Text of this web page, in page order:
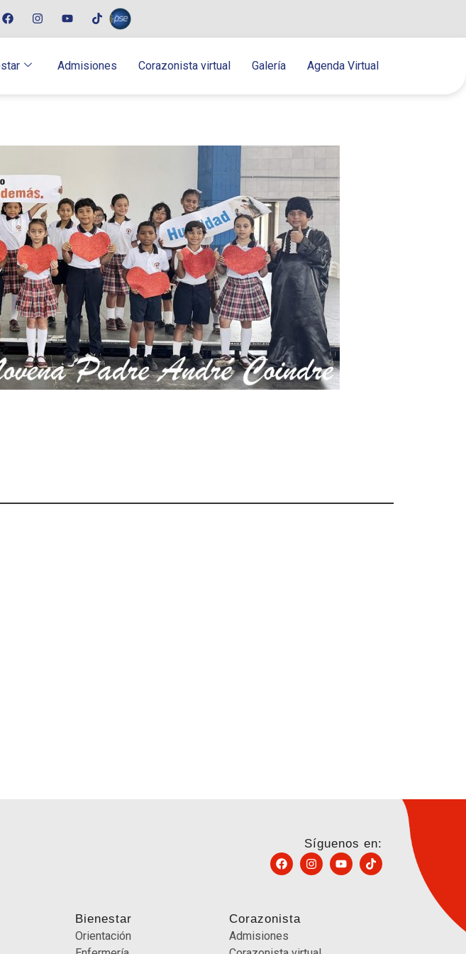
Admisiones Corazonista virtual Galería Agenda Virtual
Síguenos en:
Bienestar
Orientación
Corazonista
Admisiones